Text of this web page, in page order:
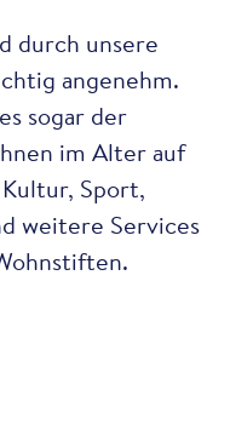
durch unsere
angenehm.
sogar der
im Alter auf
Sport,
weitere Services